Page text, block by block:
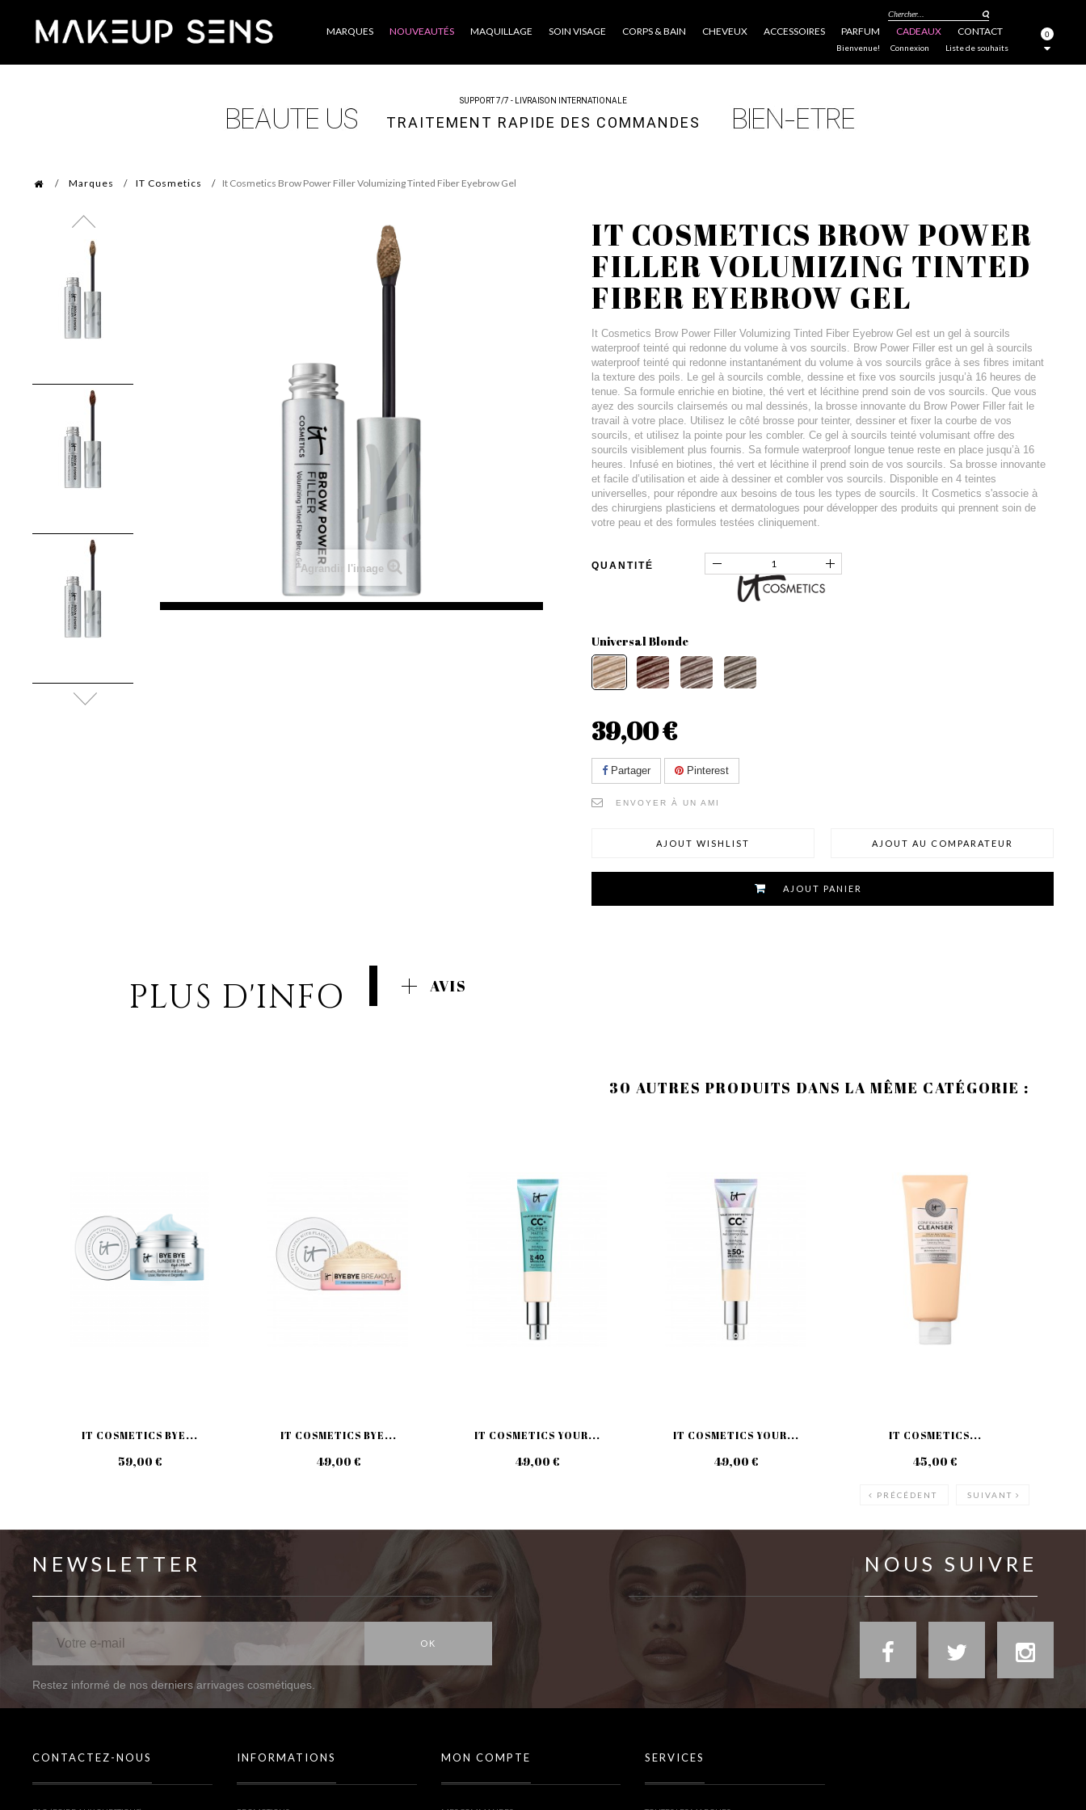
Catégories MARQUES NOUVEAUTÉS MAQUILLAGE SOIN VISAGE CORPS & BAIN CHEVEUX ACCESSOIRES PARFUM CADEAUX CONTACT
Chercher...
0
Liste de souhaits
Bienvenue! Connexion
SUPPORT 7/7 - LIVRAISON INTERNATIONALE
TRAITEMENT RAPIDE DES COMMANDES
Marques IT Cosmetics It Cosmetics Brow Power Filler Volumizing Tinted Fiber Eyebrow Gel
Agrandir l'image
IT COSMETICS BROW POWER
FILLER VOLUMIZING TINTED
FIBER EYEBROW GEL
It Cosmetics Brow Power Filler Volumizing Tinted Fiber Eyebrow Gel est un gel à sourcils
waterproof teinté qui redonne du volume à vos sourcils. Brow Power Filler est un gel à sourcils
waterproof teinté qui redonne instantanément du volume à vos sourcils grâce à ses fibres imitant
la texture des poils. Le gel à sourcils comble, dessine et fixe vos sourcils jusqu’à 16 heures de
tenue. Sa formule enrichie en biotine, thé vert et lécithine prend soin de vos sourcils. Que vous
ayez des sourcils clairsemés ou mal dessinés, la brosse innovante du Brow Power Filler fait le
travail à votre place. Utilisez le côté brosse pour teinter, dessiner et fixer la courbe de vos
sourcils, et utilisez la pointe pour les combler. Ce gel à sourcils teinté volumisant offre des
sourcils visiblement plus fournis. Sa formule waterproof longue tenue reste en place jusqu’à 16
heures. Infusé en biotines, thé vert et lécithine il prend soin de vos sourcils. Sa brosse innovante
et facile d’utilisation et aide à dessiner et combler vos sourcils. Disponible en 4 teintes
universelles, pour répondre aux besoins de tous les types de sourcils. It Cosmetics s'associe à
des chirurgiens plasticiens et dermatologues pour développer des produits qui prennent soin de
votre peau et des formules testées cliniquement.
QUANTITÉ
Universal Blonde
39,00 €
Partager Pinterest
ENVOYER À UN AMI
AJOUT WISHLIST AJOUT AU COMPARATEUR
AJOUT PANIER
PLUS D'INFO AVIS
30 AUTRES PRODUITS DANS LA MÊME CATÉGORIE :
IT COSMETICS BYE...
59,00 €
IT COSMETICS BYE...
49,00 €
IT COSMETICS YOUR...
49,00 €
IT COSMETICS YOUR...
49,00 €
IT COSMETICS...
45,00 €
PRÉCÉDENT SUIVANT
NEWSLETTER
OK
Restez informé de nos derniers arrivages cosmétiques.
NOUS SUIVRE
CONTACTEZ-NOUS INFORMATIONS MON COMPTE SERVICES